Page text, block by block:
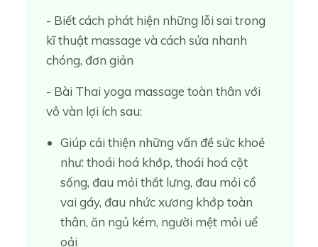
- Biết cách phát hiện những lỗi sai trong
kĩ thuật massage và cách sửa nhanh
chóng, đơn giản
- Bài Thai yoga massage toàn thân với
vô vàn lợi ích sau:
Giúp cải thiện những vấn đề sức khoẻ
như: thoái hoá khớp, thoái hoá cột
sống, đau mỏi thắt lưng, đau mỏi cổ
vai gáy, đau nhức xương khớp toàn
thân, ăn ngủ kém, người mệt mỏi uể
oải